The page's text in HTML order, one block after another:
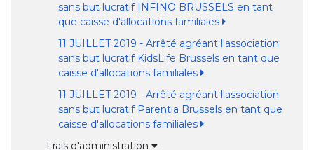
sans but lucratif INFINO BRUSSELS en tant
que caisse d'allocations familiales
11 JUILLET 2019 - Arrêté agréant l'association
sans but lucratif KidsLife Brussels en tant que
caisse d'allocations familiales
11 JUILLET 2019 - Arrêté agréant l'association
sans but lucratif Parentia Brussels en tant que
caisse d'allocations familiales
Frais d'administration